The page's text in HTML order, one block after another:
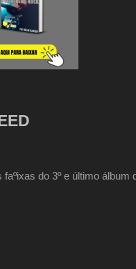
do 3º e último